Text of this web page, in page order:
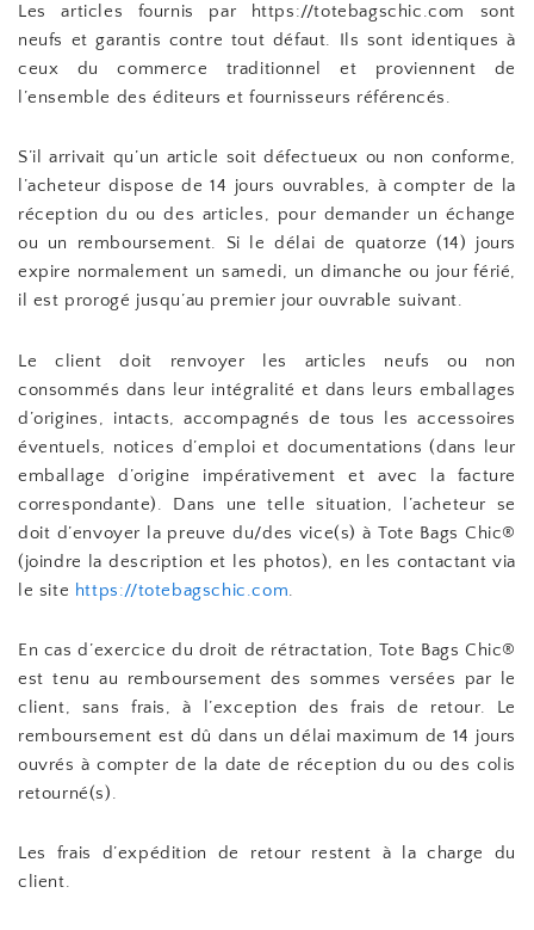
Les articles fournis par https://totebagschic.com sont
neufs et garantis contre tout défaut. Ils sont identiques à
ceux du commerce traditionnel et proviennent de
l’ensemble des éditeurs et fournisseurs référencés.
S’il arrivait qu’un article soit défectueux ou non conforme,
l’acheteur dispose de 14 jours ouvrables, à compter de la
réception du ou des articles, pour demander un échange
ou un remboursement. Si le délai de quatorze (14) jours
expire normalement un samedi, un dimanche ou jour férié,
il est prorogé jusqu’au premier jour ouvrable suivant.
Le client doit renvoyer les articles neufs ou non
consommés dans leur intégralité et dans leurs emballages
d’origines, intacts, accompagnés de tous les accessoires
éventuels, notices d’emploi et documentations (dans leur
emballage d’origine impérativement et avec la facture
correspondante). Dans une telle situation, l’acheteur se
doit d’envoyer la preuve du/des vice(s) à Tote Bags Chic®
(joindre la description et les photos), en les contactant via
le site https://totebagschic.com.
En cas d’exercice du droit de rétractation, Tote Bags Chic®
est tenu au remboursement des sommes versées par le
client, sans frais, à l’exception des frais de retour. Le
remboursement est dû dans un délai maximum de 14 jours
ouvrés à compter de la date de réception du ou des colis
retourné(s).
Les frais d’expédition de retour restent à la charge du
client.